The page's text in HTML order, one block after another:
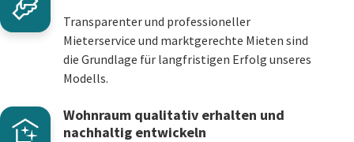
Transparenter und professioneller
Mieterservice und marktgerechte Mieten sind
die Grundlage für langfristigen Erfolg unseres
Modells.
Wohnraum qualitativ erhalten und
nachhaltig entwickeln